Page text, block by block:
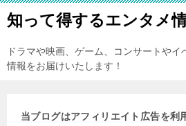
知って得するエンタメ
ドラマや映画、ゲーム、コンサートやイ
情報をお届けいたします！
当ブログはアフィリエイト広告を利